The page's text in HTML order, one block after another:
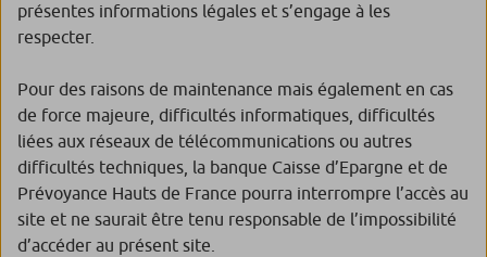
présentes informations légales et s’engage à les
respecter.
Pour des raisons de maintenance mais également en cas
de force majeure, difficultés informatiques, difficultés
liées aux réseaux de télécommunications ou autres
difficultés techniques, la banque Caisse d’Epargne et de
Prévoyance Hauts de France pourra interrompre l’accès au
site et ne saurait être tenu responsable de l’impossibilité
d’accéder au présent site.